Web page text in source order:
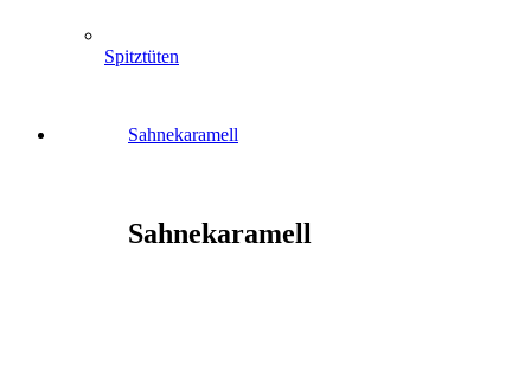
Spitztüten
Sahnekaramell
Sahnekaramell